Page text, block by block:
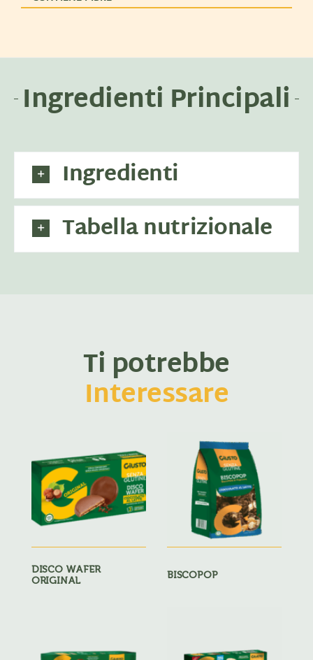
Ingredienti Principali
Ingredienti
Tabella nutrizionale
Ti potrebbe
Interessare
DISCO WAFER
ORIGINAL
BISCOPOP